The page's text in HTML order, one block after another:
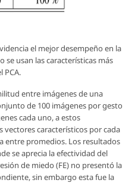
el mejor desempeño en la
se usan las características más
PCA.
entre imágenes de una
de 100 imágenes por gesto
cada uno, a estos
vectores característicos por cada
entre promedios. Los resultados
se aprecia la efectividad del
de miedo (FE) no presentó la
sin embargo esta fue la